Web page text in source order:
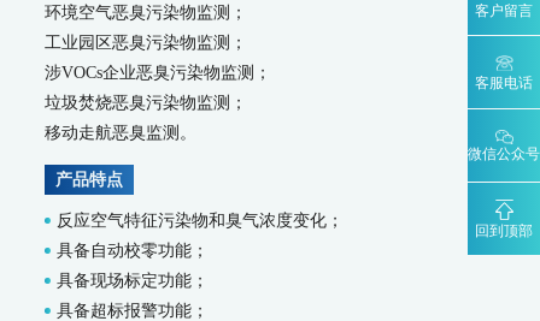
WQMS-900S-小型式水质自动监测系统
WQMS-900F-浮标式水质自动监测系统
MODEL 9811-高锰酸盐指数水质在线自动监测仪
MODEL 9870-水质自动采样器
MODEL 2000-五参数水质在线自动监测仪
MODEL 9002-藻密度水质在线自动监测仪
污染源水质监测系统
WWMS-900AI-数智化污染源水质在线监测系统
WWMS-900-污染源水质在线监测系统
MODEL 9810-化学需氧量（CODcr）水质在线自动监测仪
客户留言
客服电话
微信公众号
回到顶部
环境空气恶臭污染物监测；
工业园区恶臭污染物监测；
涉VOCs企业恶臭污染物监测；
垃圾焚烧恶臭污染物监测；
移动走航恶臭监测。
产品特点
反应空气特征污染物和臭气浓度变化；
具备自动校零功能；
具备现场标定功能；
具备超标报警功能；